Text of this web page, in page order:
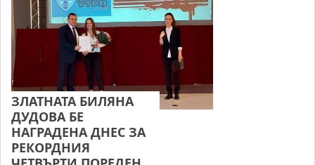
ЗЛАТНАТА БИЛЯНА
ДУДОВА БЕ
НАГРАДЕНА ДНЕС ЗА
РЕКОРДНИЯ